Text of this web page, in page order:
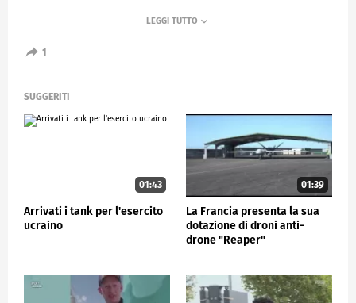
presentato presso l'accampamento militare di
blindati, destinati probabilmente ad essere
partner industriali hanno mostrato le principali
attrezzature di questo progetto con dimostrazioni
dinamiche, presentazioni statiche e forum di
1
SUGGERITI
01:43
Arrivati i tank per l'esercito
ucraino
01:39
La Francia presenta la sua
dotazione di droni anti-
drone "Reaper"